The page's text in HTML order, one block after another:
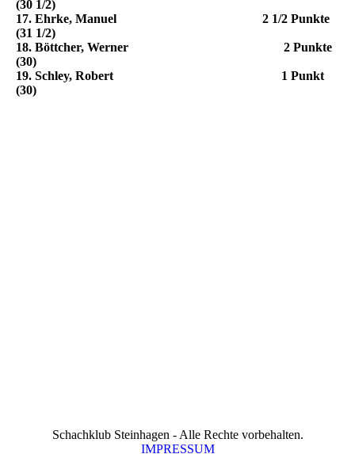
(30 1/2)
17. Ehrke, Manuel 2 1/2 Punkte
(31 1/2)
18. Böttcher, Werner 2 Punkte
(30)
19. Schley, Robert 1 Punkt
(30)
Schachklub Steinhagen - Alle Rechte vorbehalten.
IMPRESSUM